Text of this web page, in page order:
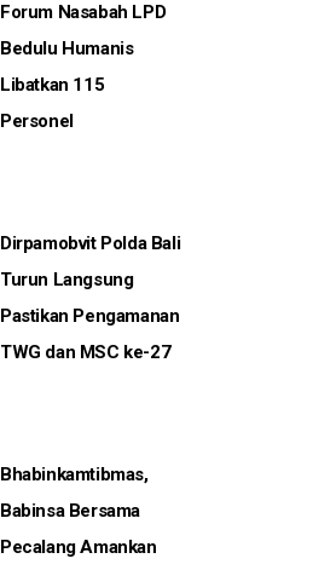
Forum Nasabah LPD
Bedulu Humanis
Libatkan 115
Personel
Dirpamobvit Polda Bali
Turun Langsung
Pastikan Pengamanan
TWG dan MSC ke-27
Bhabinkamtibmas,
Babinsa Bersama
Pecalang Amankan